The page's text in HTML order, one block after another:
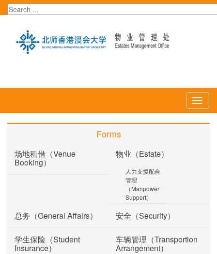
Forms
场地租借（Venue
Booking）
物业（Estate）
人力支援配合
管理
（Manpower
Support）
总务（General Affairs） 安全（Security）
学生保险（Student
Insurance）
车辆管理（Transportion
Arrangement）